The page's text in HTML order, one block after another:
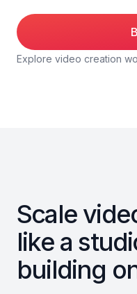
Explore video creation
Scale
like a
building